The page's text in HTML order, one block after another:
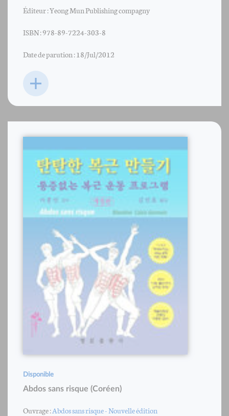
Éditeur : Yeong Mun Publishing compagny
ISBN : 978-89-7224-303-8
Date de parution : 18/Jul/2012
Disponible
Abdos sans risque (Coréen)
Ouvrage :Abdos sans risque - Nouvelle édition